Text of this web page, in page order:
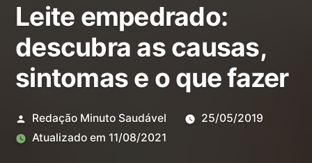
Leite empedrado:
descubra as causas,
sintomas e o que fazer
Redação Minuto Saudável
25/05/2019
Atualizado em 11/08/2021